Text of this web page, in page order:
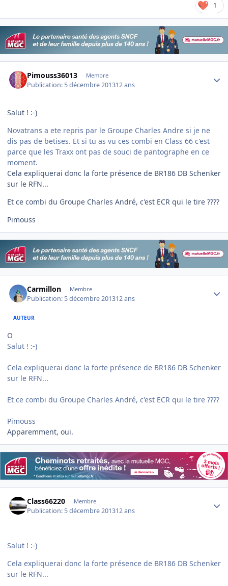
1
Pimouss36013 Membre
Publication: 5 décembre 201312 ans
Salut ! :-)
Novatrans a ete repris par le Groupe Charles Andre si je ne
dis pas de betises. Et si tu as vu ces combi en Class 66 c'est
parce que les Traxx ont pas de souci de pantographe en ce
moment.
Cela expliquerai donc la forte présence de BR186 DB Schenker
sur le RFN...
Et ce combi du Groupe Charles André, c'est ECR qui le tire ????
Pimouss
Carmillon Membre
Publication: 5 décembre 201312 ans
AUTEUR
O
Salut ! :-)
Cela expliquerai donc la forte présence de BR186 DB Schenker
sur le RFN...
Et ce combi du Groupe Charles André, c'est ECR qui le tire ????
Pimouss
Apparemment, oui.
Class66220 Membre
Publication: 5 décembre 201312 ans
Salut ! :-)
Cela expliquerai donc la forte présence de BR186 DB Schenker
sur le RFN...